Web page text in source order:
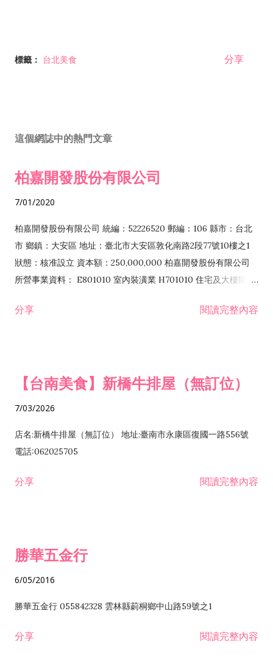
標籤： 台北美食 分享
這個網誌中的熱門文章
柏嘉開發股份有限公司
7/01/2020
柏嘉開發股份有限公司 統編：52226520 郵編：106 縣市：台北
市 鄉鎮：大安區 地址：臺北市大安區敦化南路2段77號10樓之1
狀態：核准設立 資本額：250,000,000 柏嘉開發股份有限公司
所營事業資料： E801010 室內裝潢業 H701010 住宅及大樓開發
發業 H703090 不動產買賣業 H703100 不動產租賃業 I503010
分享 閱讀完整內容
【台南美食】新橋牛排屋（無訂位）
7/03/2026
店名:新橋牛排屋（無訂位） 地址:臺南市永康區復國一路556號
電話:062025705
分享 閱讀完整內容
勝華五金行
6/05/2016
勝華五金行 055842328 雲林縣莿桐鄉中山路59號之1
分享 閱讀完整內容